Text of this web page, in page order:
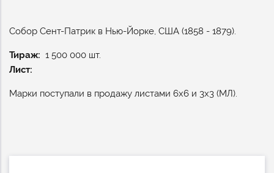
Собор Сент-Патрик в Нью-Йорке, США (1858 - 1879).
Тираж
1 500 000 шт.
Лист:
Марки поступали в продажу листами 6х6 и 3х3 (МЛ).